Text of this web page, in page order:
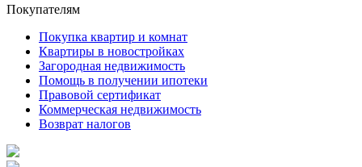
Покупателям
Покупка квартир и комнат
Квартиры в новостройках
Загородная недвижимость
Помощь в получении ипотеки
Правовой сертификат
Коммерческая недвижимость
Возврат налогов